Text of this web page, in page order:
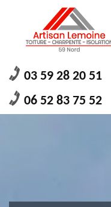
03 59 28 20 51
06 52 83 75 52